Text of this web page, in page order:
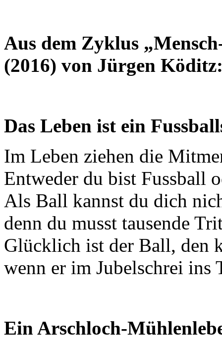
Aus dem Zyklus
(2016) von Jürgen
Das Leben ist ein
Im Leben ziehen die
Entweder du bist Fussball
Als Ball kannst du dich
denn du musst tausende
Glücklich ist der Ball, den
wenn er im Jubelschrei ins
Ein Arschloch-